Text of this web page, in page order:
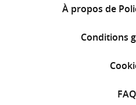
À propos de
Conditions
FAQ